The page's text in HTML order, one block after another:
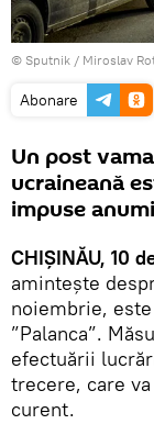
© Sputnik / Miroslav
Abonare
Un post
ucraineană
impuse
CHIȘINĂU, 10
amintește
noiembrie,
”Palanca”.
efectuării
trecere, care
curent.